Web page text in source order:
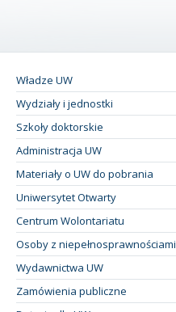
Władze UW
Wydziały i jednostki
Szkoły doktorskie
Administracja UW
Materiały o UW do pobrania
Uniwersytet Otwarty
Centrum Wolontariatu
Osoby z niepełnosprawnościami
Wydawnictwa UW
Zamówienia publiczne